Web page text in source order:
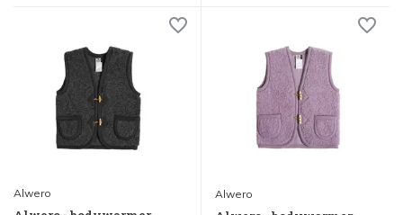
Alwero Alwero